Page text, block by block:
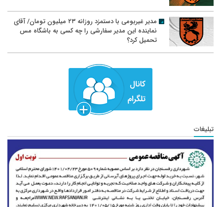
مدیر غیربومی با دستمزد روزانه ۲۳ میلیون تومان/ آقای
نماینده این مدیر سفارشی را چه کسی به باشگاه مس
تحمیل کرد؟
تبلیغات